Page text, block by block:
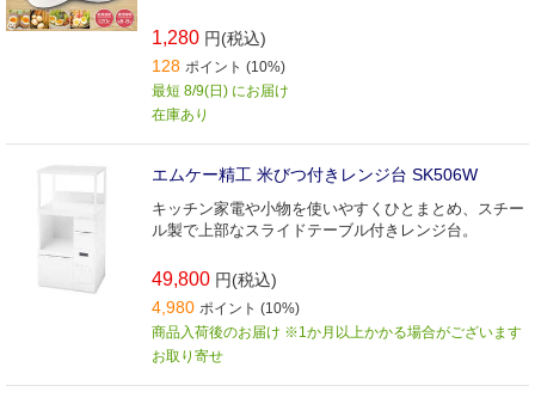
1,280 円(税込)
128 ポイント (10%)
最短 8/9(日) にお届け
在庫あり
エムケー精工 米びつ付きレンジ台 SK506W
キッチン家電や小物を使いやすくひとまとめ、スチー
ル製で上部なスライドテーブル付きレンジ台。
49,800 円(税込)
4,980 ポイント (10%)
商品入荷後のお届け ※1か月以上かかる場合がございます
お取り寄せ